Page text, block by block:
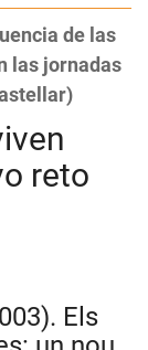
de las
las jornadas
reto
Els